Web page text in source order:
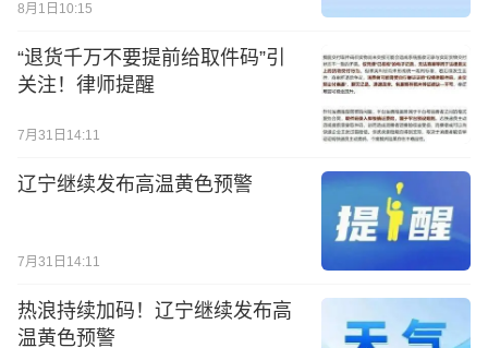
8月1日10:15
“退货千万不要提前给取件码”引
关注！律师提醒
7月31日14:11
辽宁继续发布高温黄色预警
7月31日14:11
热浪持续加码！辽宁继续发布高
温黄色预警